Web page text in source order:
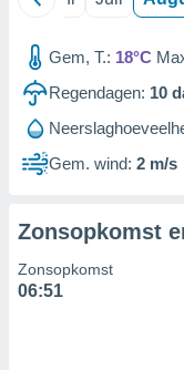
Gem, T.: 18°C
Regendagen: 10
Gem. wind: 2 m/s
Zonsopkomst
Zonsopkomst
06:51